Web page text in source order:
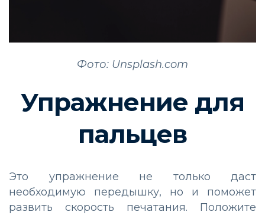
Фото: Unsplash.com
Упражнение для
пальцев
Это упражнение не только даст
необходимую передышку, но и поможет
развить скорость печатания. Положите